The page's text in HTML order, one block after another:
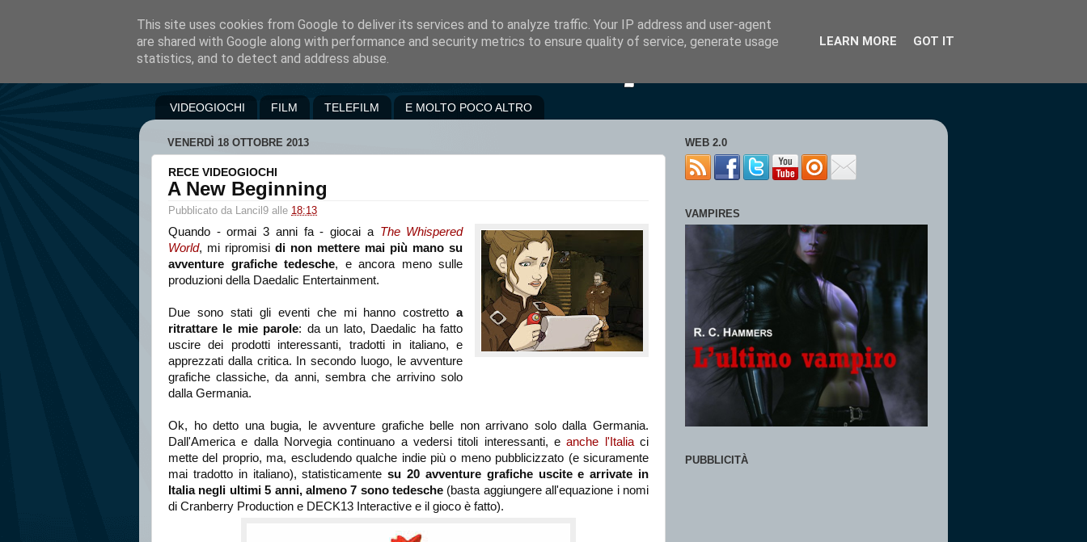
VIDEOGIOCHI FILM TELEFILM E MOLTO POCO ALTRO
VENERDÌ 18 OTTOBRE 2013
RECE VIDEOGIOCHI
A New Beginning
Pubblicato da Lancil9 alle 18:13
Quando - ormai 3 anni fa - giocai a The Whispered
World, mi ripromisidi non mettere mai più mano su
avventure grafiche tedesche, e ancora meno sulle
produzioni della Daedalic Entertainment.
Due sono stati gli eventi che mi hanno costrettoa
ritrattare le mie parole: da un lato, Daedalic ha fatto
uscire dei prodotti interessanti, tradotti in italiano, e
apprezzati dalla critica. In secondo luogo, le avventure
grafiche classiche, da anni, sembra che arrivino solo
dalla Germania.
Ok, ho detto una bugia, le avventure grafiche belle non arrivano solo dalla Germania.
Dall'America e dalla Norvegia continuano a vedersi titoli interessanti, eanche l'Italiaci
mette del proprio, ma, escludendo qualche indie più o meno pubblicizzato (e sicuramente
mai tradotto in italiano), statisticamentesu 20 avventure grafiche uscite e arrivate in
Italia negli ultimi 5 anni, almeno 7 sono tedesche (basta aggiungere all'equazione i nomi
di Cranberry Production e DECK13 Interactive e il gioco è fatto).
WEB 2.0
VAMPIRES
PUBBLICITÀ
This site uses cookies from Google to deliver its services and to analyze traffic. Your IP address and user-agent
are shared with Google along with performance and security metrics to ensure quality of service, generate usage
statistics, and to detect and address abuse.
LEARN MORE GOT IT